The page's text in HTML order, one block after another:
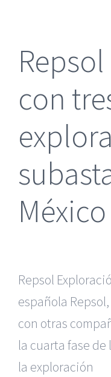
con
México
Repsol
española
con otras
la cuarta fase de
la exploración